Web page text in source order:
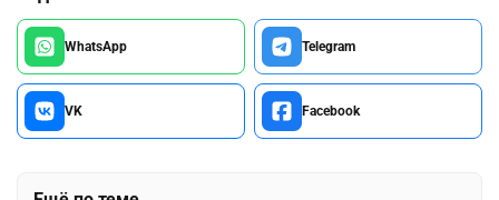
WhatsApp Telegram
VK Facebook